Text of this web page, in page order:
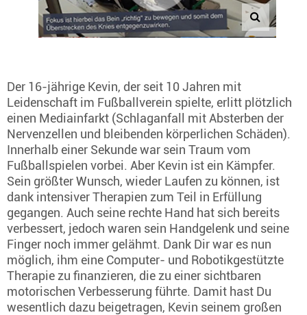
Der 16-jährige Kevin, der seit 10 Jahren mit
Leidenschaft im Fußballverein spielte, erlitt plötzlich
einen Mediainfarkt (Schlaganfall mit Absterben der
Nervenzellen und bleibenden körperlichen Schäden).
Innerhalb einer Sekunde war sein Traum vom
Fußballspielen vorbei. Aber Kevin ist ein Kämpfer.
Sein größter Wunsch, wieder Laufen zu können, ist
dank intensiver Therapien zum Teil in Erfüllung
gegangen. Auch seine rechte Hand hat sich bereits
verbessert, jedoch waren sein Handgelenk und seine
Finger noch immer gelähmt. Dank Dir war es nun
möglich, ihm eine Computer- und Robotikgestützte
Therapie zu finanzieren, die zu einer sichtbaren
motorischen Verbesserung führte. Damit hast Du
wesentlich dazu beigetragen, Kevin seinem großen